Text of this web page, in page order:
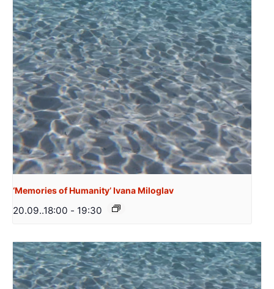
‘Memories of Humanity’ Ivana Miloglav
20.09..18:00 - 19:30